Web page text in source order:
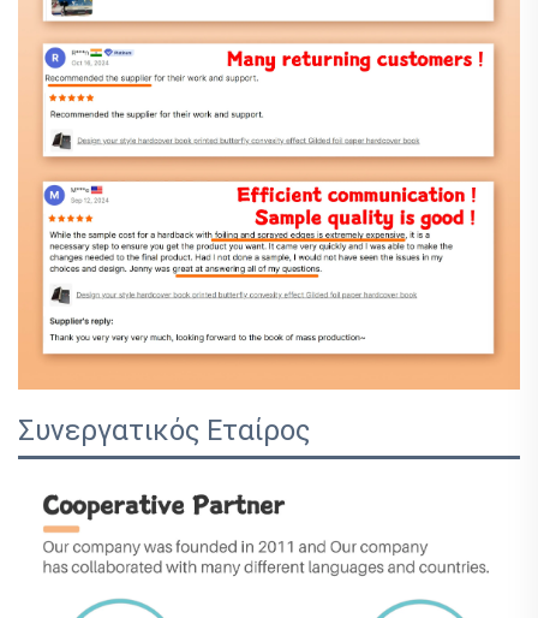
Συνεργατικός Εταίρος